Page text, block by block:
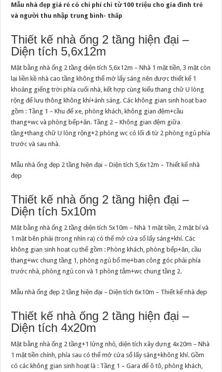
Mẫu nhà đẹp giá rẻ có chi phí chỉ từ 100 triệu cho gia đình trẻ
và người thu nhập trung bình- thấp
Thiết kế nhà ống 2 tầng hiện đại –
Diện tích 5,6x12m
Mặt bằng nhà ống 2 tầng diện tích 5,6x12m – Nhà 1 mặt tiền, 3 mặt còn
lại liền kề nhà cao tầng không thể mở lấy sáng nên được thiết kế 1
khoảng giếng trời phía cuối nhà, kết hợp cùng kiểu thang chữ U lòng
rộng để lưu thông không khí+ánh sáng. Các không gian sinh hoạt bao
gồm : Tầng 1 – Khu để xe, phòng khách, không gian đệm+cầu
thang+wc và phòng bếp+ăn. Tầng 2 – Không gian đệm giữa
tầng+thang chữ U lòng rộng+2 phòng wc có lối đi từ 2 phòng ngủ phía
trước và sau nhà.
Mẫu nhà ống đẹp 2 tầng hiện đại – Diện tích 5,6x12m – Thiết kế nhà
đẹp
Thiết kế nhà ống 2 tầng hiện đại –
Diện tích 5x10m
Mặt bằng nhà ống 2 tầng diện tích 5x10m – Nhà 1 mặt tiền, 2 mặt bí và
1 mặt bên phải (trong nhìn ra) có thể mở cửa sổ lấy sáng+khí. Các
không gian sinh hoạt cụ thể gồm : Phòng khách, phòng bếp+ăn, cầu
thang+wc chung tầng 1, phòng ngủ bố mẹ+ban công góc phải phía
trước nhà, phòng ngủ con và 1 phòng tắm+wc chung tầng 2.
Mẫu nhà ống đẹp 2 tầng hiện đại – Diện tích 6x10m – Thiết kế nhà đẹp
Thiết kế nhà ống 2 tầng hiện đại –
Diện tích 4x20m
Mặt bằng nhà ống 2 tầng+1 lửng nhỏ, diện tích xây dựng 4x20m – Nhà
1 mặt tiền chính, phía sau có thể mở cửa sổ lấy sáng+không khí. Gồm
có các không gian sinh hoạt là : Tầng 1 – Gara để ô tô, phòng khách,